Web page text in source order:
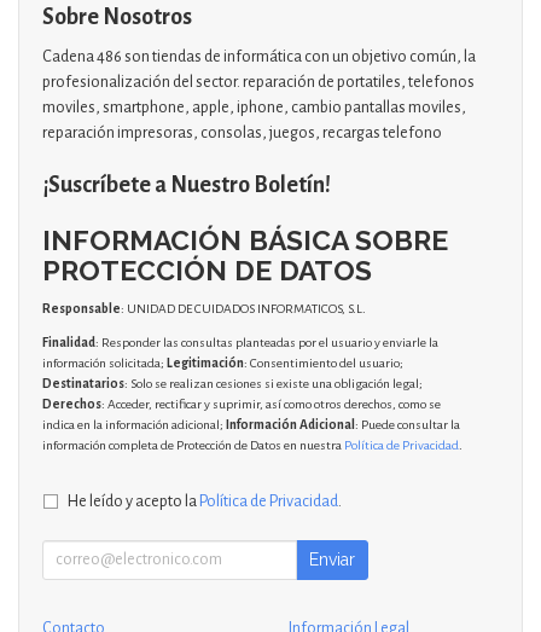
Sobre Nosotros
Cadena 486 son tiendas de informática con un objetivo común, la
profesionalización del sector. reparación de portatiles, telefonos
moviles, smartphone, apple, iphone, cambio pantallas moviles,
reparación impresoras, consolas, juegos, recargas telefono
¡Suscríbete a Nuestro Boletín!
INFORMACIÓN BÁSICA SOBRE
PROTECCIÓN DE DATOS
Responsable: UNIDAD DE CUIDADOS INFORMATICOS, S.L.
Finalidad: Responder las consultas planteadas por el usuario y enviarle la
información solicitada; Legitimación: Consentimiento del usuario;
Destinatarios: Solo se realizan cesiones si existe una obligación legal;
Derechos: Acceder, rectificar y suprimir, así como otros derechos, como se
indica en la información adicional; Información Adicional : Puede consultar la
información completa de Protección de Datos en nuestra Política de Privacidad
He leído y acepto la Política de Privacidad
Enviar
Contacto Información Legal